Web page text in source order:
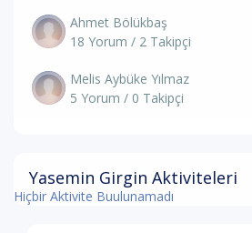
Ahmet Bölükbaş
18 Yorum / 2 Takipçi
Melis Aybüke Yılmaz
5 Yorum / 0 Takipçi
Yasemin Girgin Aktiviteleri
Hiçbir Aktivite Buulunamadı